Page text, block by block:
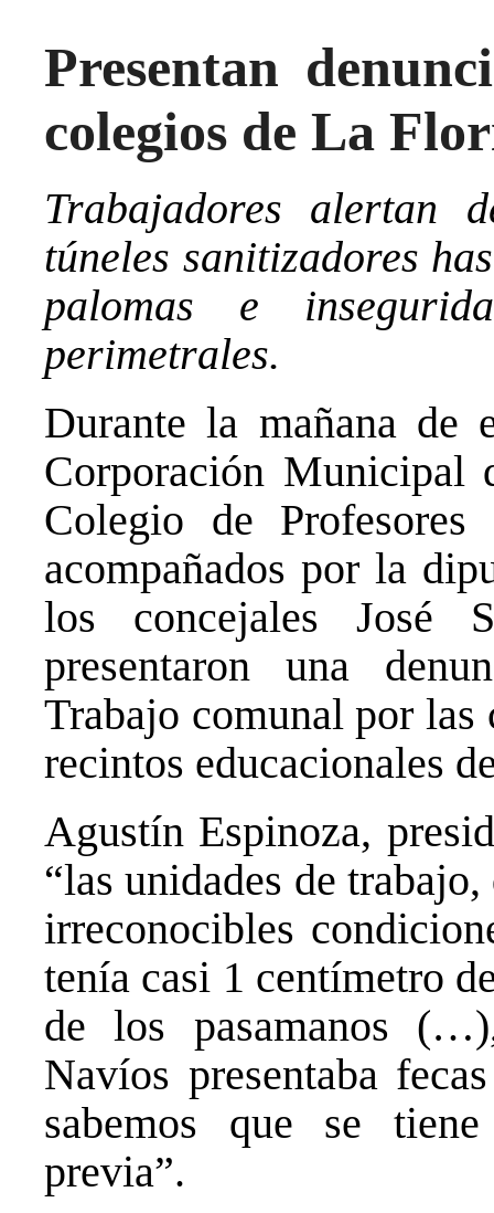
Presentan
colegios de La
Trabajadores alertan
túneles sanitizadores
palomas e
perimetrales.
Durante la mañana de
Corporación
Colegio de
acompañados por la
los concejales José
presentaron una
Trabajo comunal por
recintos educacionales
Agustín Espinoza,
“las unidades de
irreconocibles
tenía casi 1 centímetro
de los pasamanos
Navíos presentaba
sabemos que se
previa”.